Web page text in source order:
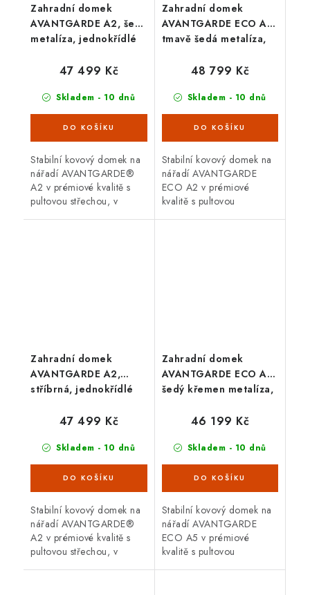
Zahradní domek
AVANTGARDE A2, šedá
metalíza, jednokřídlé
Skladem - 10 dnů
47 499 Kč
Stabilní kovový domek na
nářadí AVANTGARDE®
A2 v prémiové kvalitě s
pultovou střechou, v
Zahradní domek
AVANTGARDE ECO A2,
tmavě šedá metalíza,
Skladem - 10 dnů
48 799 Kč
Stabilní kovový domek na
nářadí AVANTGARDE
ECO A2 v prémiové
kvalitě s pultovou
Zahradní domek
AVANTGARDE A2,
stříbrná, jednokřídlé
Skladem - 10 dnů
47 499 Kč
Stabilní kovový domek na
nářadí AVANTGARDE®
A2 v prémiové kvalitě s
pultovou střechou, v
Zahradní domek
AVANTGARDE ECO A5,
šedý křemen metalíza,
Skladem - 10 dnů
46 199 Kč
Stabilní kovový domek na
nářadí AVANTGARDE
ECO A5 v prémiové
kvalitě s pultovou